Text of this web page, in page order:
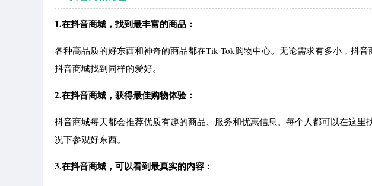
1.在抖音商城，找到最丰富的商品：
各种高品质的好东西和神奇的商品都在Tik Tok购物中心。无论需求有多小，抖
抖音商城找到同样的爱好。
2.在抖音商城，获得最佳购物体验：
抖音商城每天都会推荐优质有趣的商品、服务和优惠信息。每个人都可以在这
况下参观好东西。
3.在抖音商城，可以看到最真实的内容：